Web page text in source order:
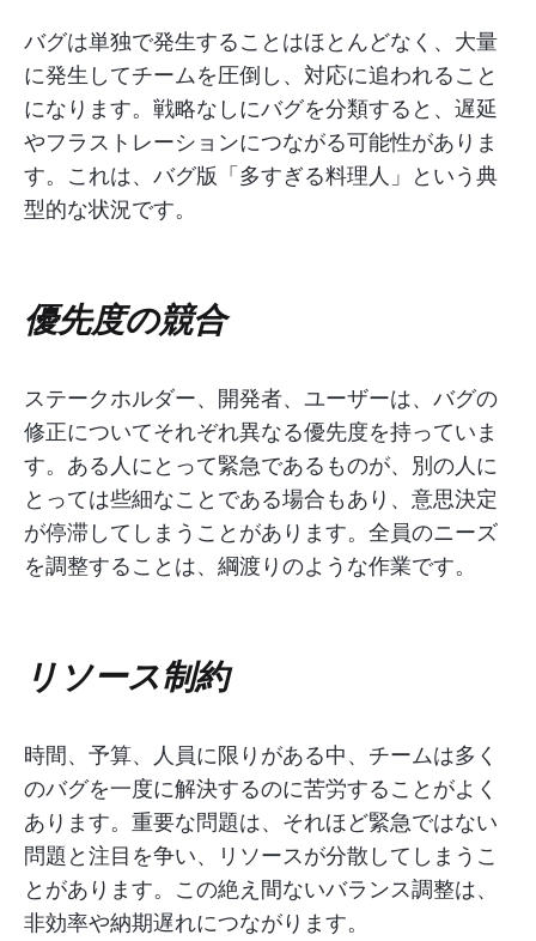
バグは単独で発生することはほとんどなく、大量
に発生してチームを圧倒し、対応に追われること
になります。戦略なしにバグを分類すると、遅延
やフラストレーションにつながる可能性がありま
す。これは、バグ版「多すぎる料理人」という典
型的な状況です。
優先度の競合
ステークホルダー、開発者、ユーザーは、バグの
修正についてそれぞれ異なる優先度を持っていま
す。ある人にとって緊急であるものが、別の人に
とっては些細なことである場合もあり、意思決定
が停滞してしまうことがあります。全員のニーズ
を調整することは、綱渡りのような作業です。
リソース制約
時間、予算、人員に限りがある中、チームは多く
のバグを一度に解決するのに苦労することがよく
あります。重要な問題は、それほど緊急ではない
問題と注目を争い、リソースが分散してしまうこ
とがあります。この絶え間ないバランス調整は、
非効率や納期遅れにつながります。